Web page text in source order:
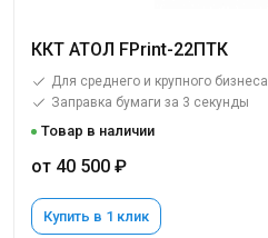
ККТ АТОЛ FPrint-22ПТК
Для среднего и крупного бизнеса
Заправка бумаги за 3 секунды
Товар в наличии
от 40 500 ₽
Купить в 1 клик